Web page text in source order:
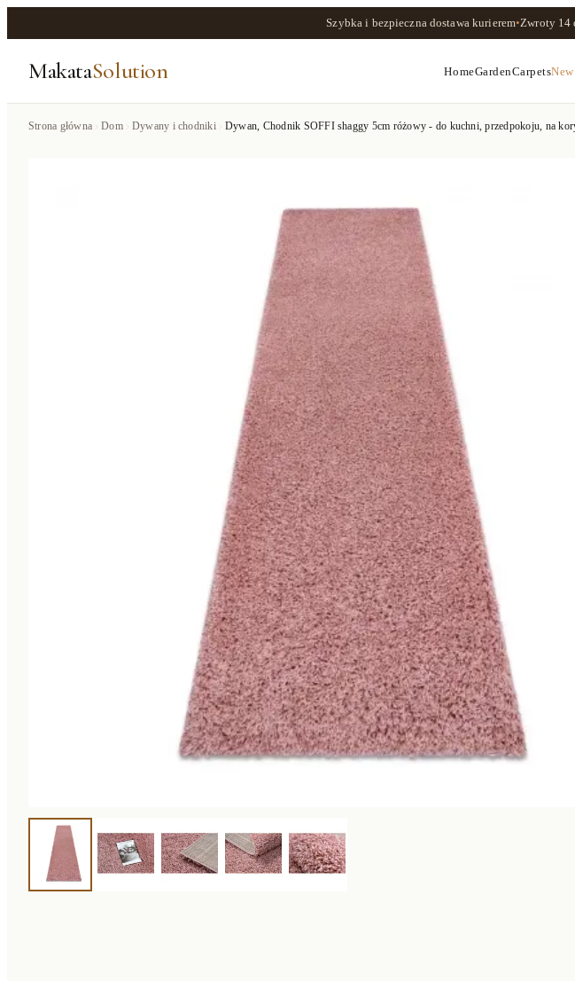
Szybka i bezpieczna dostawa kurierem•Zwroty 14
MakataSolution HomeGardenCarpets
Strona główna Dom Dywany i chodniki Dywan, Chodnik SOFFI shaggy 5cm różowy - do kuchni, przedpokoju, na